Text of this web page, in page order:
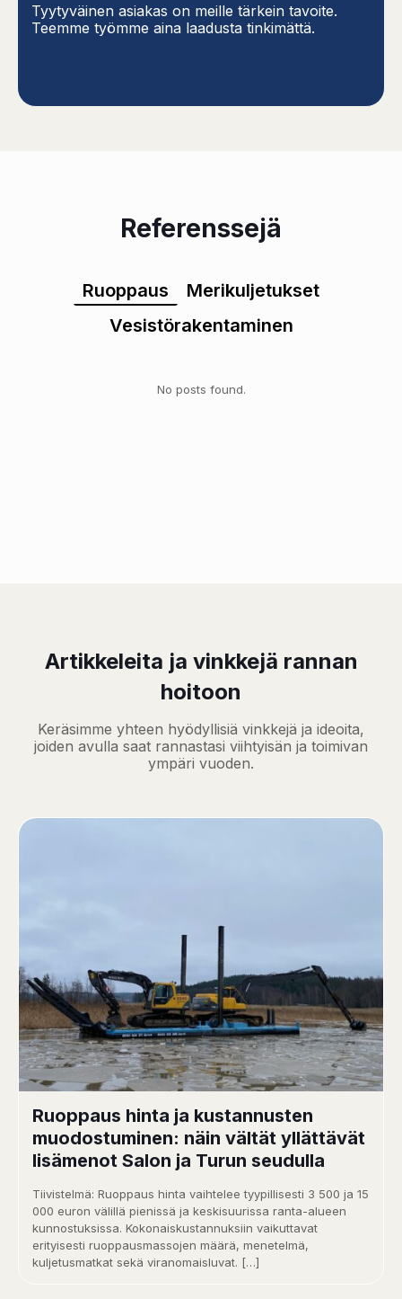
Tyytyväinen asiakas on meille tärkein tavoite.
Teemme työmme aina laadusta tinkimättä.
Referenssejä
Ruoppaus
Merikuljetukset
Vesistörakentaminen
No posts found.
Artikkeleita ja vinkkejä rannan
hoitoon
Keräsimme yhteen hyödyllisiä vinkkejä ja ideoita,
joiden avulla saat rannastasi viihtyisän ja toimivan
ympäri vuoden.
Ruoppaus hinta ja kustannusten
muodostuminen: näin vältät yllättävät
lisämenot Salon ja Turun seudulla
Tiivistelmä: Ruoppaus hinta vaihtelee tyypillisesti 3 500 ja 15
000 euron välillä pienissä ja keskisuurissa ranta-alueen
kunnostuksissa. Kokonaiskustannuksiin vaikuttavat
erityisesti ruoppausmassojen määrä, menetelmä,
kuljetusmatkat sekä viranomaisluvat. […]